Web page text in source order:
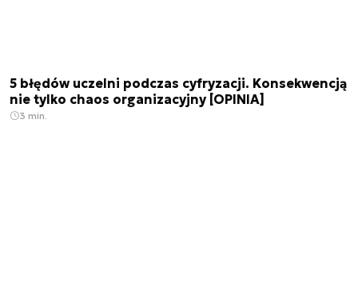
5 błędów uczelni podczas cyfryzacji. Konsekwencją
nie tylko chaos organizacyjny [OPINIA]
3 min.